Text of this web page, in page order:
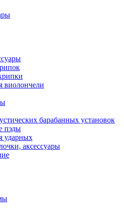
виолончели
барабанных установок
пэды
ударных
аксессуары